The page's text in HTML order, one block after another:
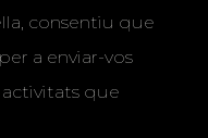
consentiu que
a enviar-vos
que